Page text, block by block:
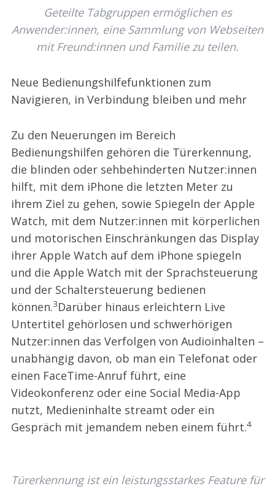
Geteilte Tabgruppen ermöglichen es
Anwender:innen, eine Sammlung von Webseiten
mit Freund:innen und Familie zu teilen.
Neue Bedienungshilfefunktionen zum
Navigieren, in Verbindung bleiben und mehr
Zu den Neuerungen im Bereich
Bedienungshilfen gehören die Türerkennung,
die blinden oder sehbehinderten Nutzer:innen
hilft, mit dem iPhone die letzten Meter zu
ihrem Ziel zu gehen, sowie Spiegeln der Apple
Watch, mit dem Nutzer:innen mit körperlichen
und motorischen Einschränkungen das Display
ihrer Apple Watch auf dem iPhone spiegeln
und die Apple Watch mit der Sprachsteuerung
und der Schaltersteuerung bedienen
können.3Darüber hinaus erleichtern Live
Untertitel gehörlosen und schwerhörigen
Nutzer:innen das Verfolgen von Audioinhalten –
unabhängig davon, ob man ein Telefonat oder
einen FaceTime-Anruf führt, eine
Videokonferenz oder eine Social Media-App
nutzt, Medieninhalte streamt oder ein
Gespräch mit jemandem neben einem führt.4
Türerkennung ist ein leistungsstarkes Feature für